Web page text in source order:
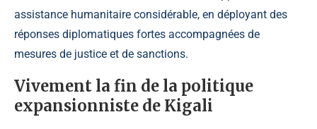
assistance humanitaire considérable, en déployant des
réponses diplomatiques fortes accompagnées de
mesures de justice et de sanctions.
Vivement la fin de la politique
expansionniste de Kigali